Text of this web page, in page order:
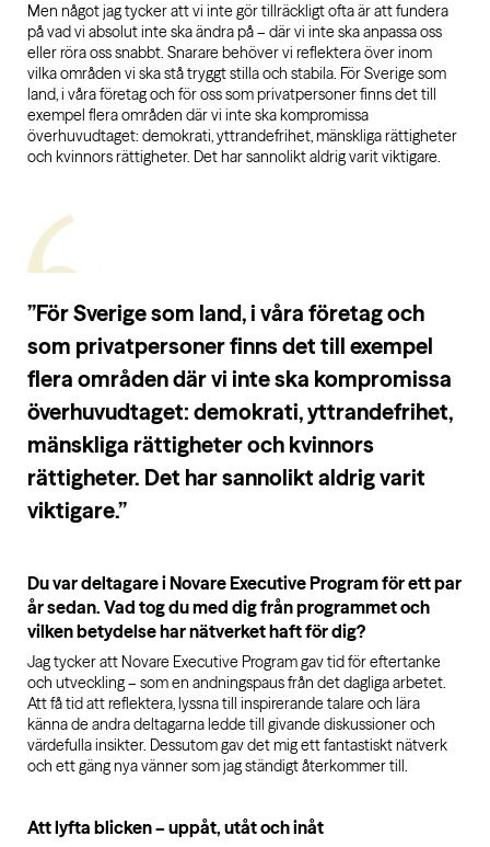
Men något jag tycker att vi inte gör tillräckligt ofta är att fundera
på vad vi absolut inte ska ändra på – där vi inte ska anpassa oss
eller röra oss snabbt. Snarare behöver vi reflektera över inom
vilka områden vi ska stå tryggt stilla och stabila. För Sverige som
land, i våra företag och för oss som privatpersoner finns det till
exempel flera områden där vi inte ska kompromissa
överhuvudtaget: demokrati, yttrandefrihet, mänskliga rättigheter
och kvinnors rättigheter. Det har sannolikt aldrig varit viktigare.
”För Sverige som land, i våra företag och
som privatpersoner finns det till exempel
flera områden där vi inte ska kompromissa
överhuvudtaget: demokrati, yttrandefrihet,
mänskliga rättigheter och kvinnors
rättigheter. Det har sannolikt aldrig varit
viktigare.”
Du var deltagare i Novare Executive Program för ett par
år sedan. Vad tog du med dig från programmet och
vilken betydelse har nätverket haft för dig?
Jag tycker att Novare Executive Program gav tid för eftertanke
och utveckling – som en andningspaus från det dagliga arbetet.
Att få tid att reflektera, lyssna till inspirerande talare och lära
känna de andra deltagarna ledde till givande diskussioner och
värdefulla insikter. Dessutom gav det mig ett fantastiskt nätverk
och ett gäng nya vänner som jag ständigt återkommer till.
Att lyfta blicken – uppåt, utåt och inåt